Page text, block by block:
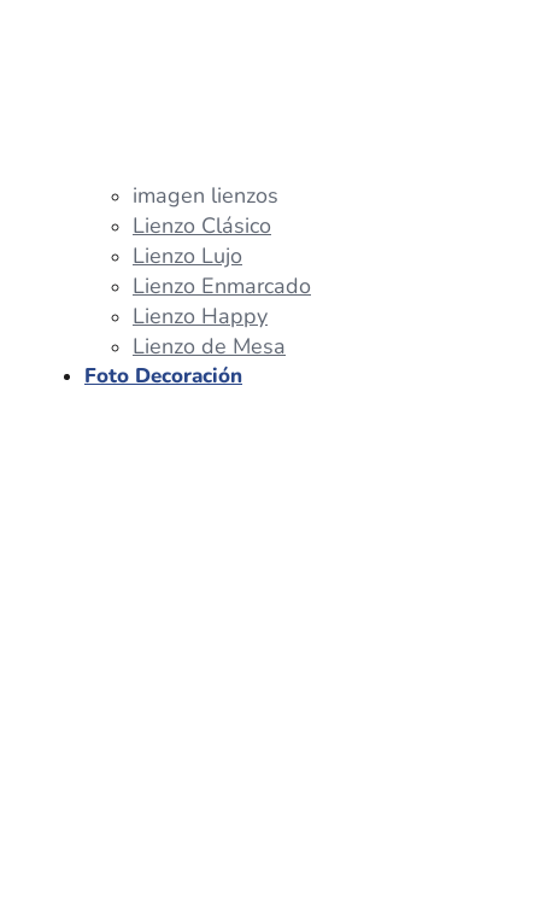
imagen lienzos
Lienzo Clásico
Lienzo Lujo
Lienzo Enmarcado
Lienzo Happy
Lienzo de Mesa
Foto Decoración